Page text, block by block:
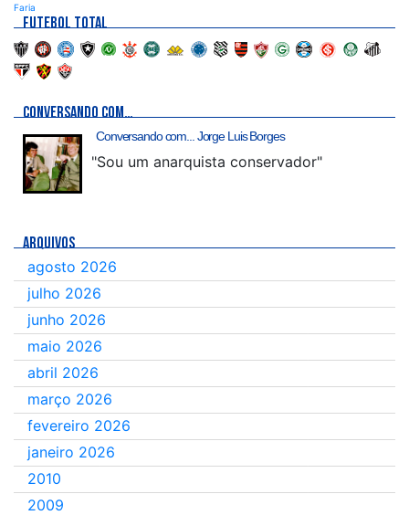
Faria
FUTEBOL TOTAL
CONVERSANDO COM…
Conversando com... Jorge Luis Borges
"Sou um anarquista conservador"
ARQUIVOS
agosto 2026
julho 2026
junho 2026
maio 2026
abril 2026
março 2026
fevereiro 2026
janeiro 2026
2010
2009